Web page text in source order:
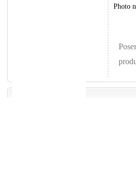
Photo